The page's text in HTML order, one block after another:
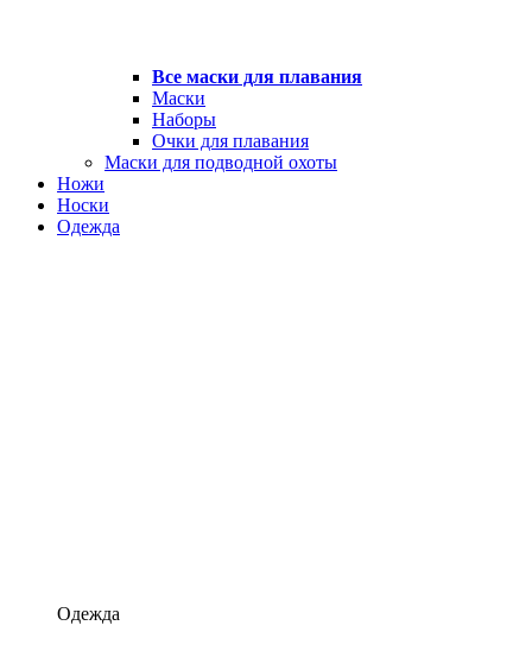
Все маски для плавания
Маски
Наборы
Очки для плавания
Маски для подводной охоты
Ножи
Носки
Одежда
Одежда